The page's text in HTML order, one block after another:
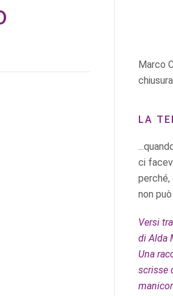
Marco
LA
ci
perché,
non
Versi
di Alda
Una
scrisse